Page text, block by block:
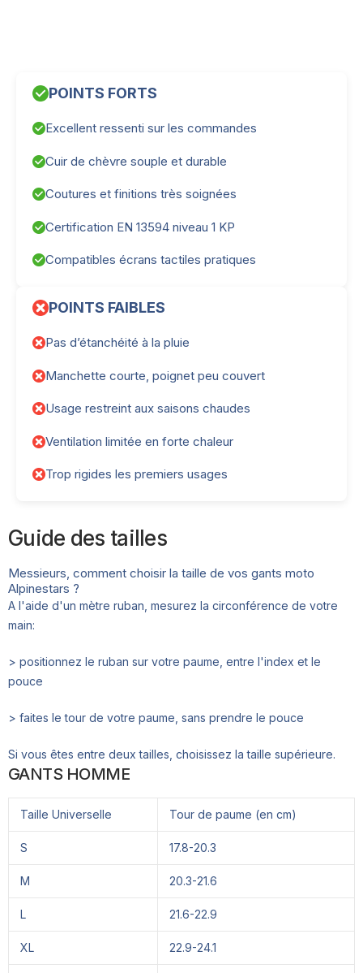
POINTS FORTS
Excellent ressenti sur les commandes
Cuir de chèvre souple et durable
Coutures et finitions très soignées
Certification EN 13594 niveau 1 KP
Compatibles écrans tactiles pratiques
POINTS FAIBLES
Pas d’étanchéité à la pluie
Manchette courte, poignet peu couvert
Usage restreint aux saisons chaudes
Ventilation limitée en forte chaleur
Trop rigides les premiers usages
Guide des tailles
Messieurs, comment choisir la taille de vos gants moto
Alpinestars ?
A l'aide d'un mètre ruban, mesurez la circonférence de votre
main:
> positionnez le ruban sur votre paume, entre l'index et le
pouce
> faites le tour de votre paume, sans prendre le pouce
Si vous êtes entre deux tailles, choisissez la taille supérieure.
GANTS HOMME
Taille Universelle Tour de paume (en cm)
S 17.8-20.3
M 20.3-21.6
L 21.6-22.9
XL 22.9-24.1